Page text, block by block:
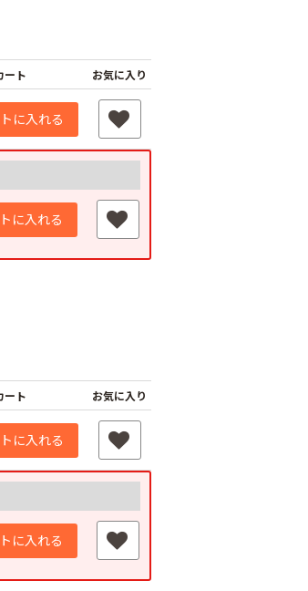
農業用ポリエチレン
（農ポリ）透明マル
チ 厚さ0.05mmX長
さ100ｍ
ート お気に入り
に入れる
に入れる
ート お気に入り
に入れる
に入れる